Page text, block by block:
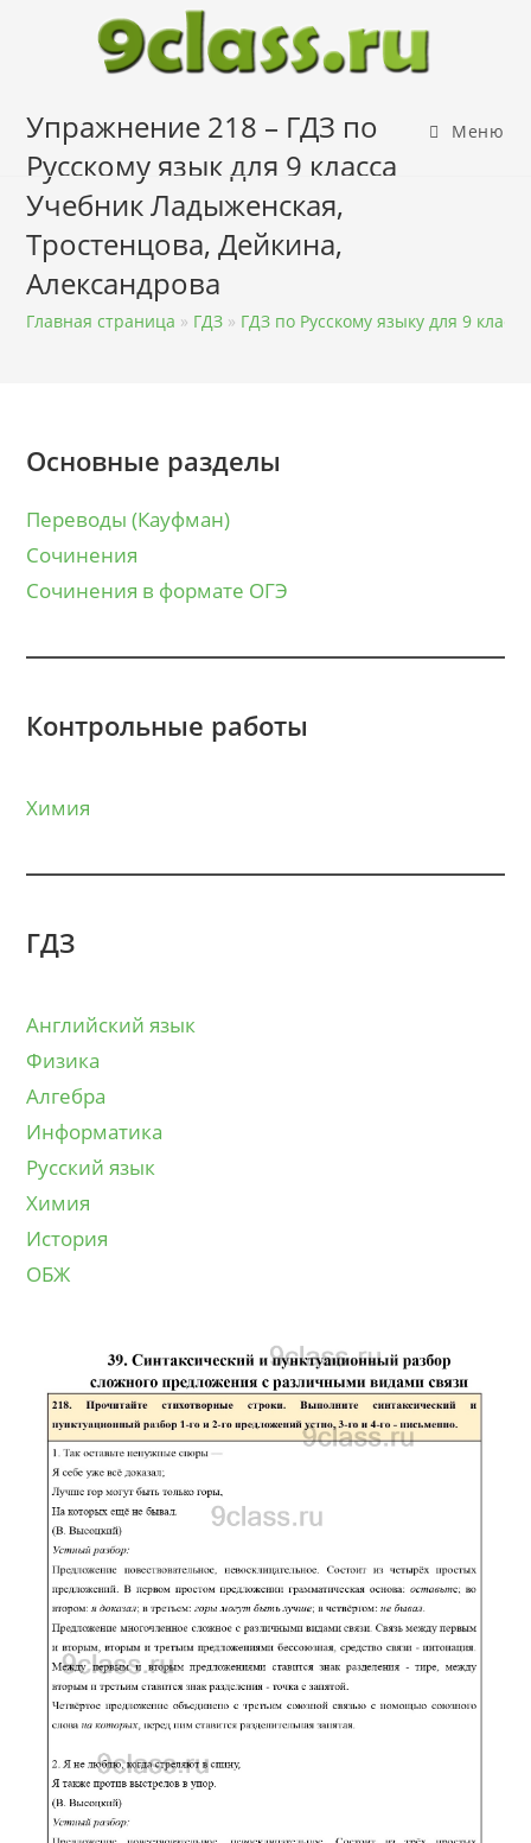
содержимому
Меню
Упражнение 218 – ГДЗ по
Русскому язык для 9 класса
Учебник Ладыженская,
Тростенцова, Дейкина,
Александрова
Главная страница » ГДЗ » ГДЗ по Русскому языку для 9 класса
Основные разделы
Переводы (Кауфман)
Сочинения
Сочинения в формате ОГЭ
Контрольные работы
Химия
ГДЗ
Английский язык
Физика
Алгебра
Информатика
Русский язык
Химия
История
ОБЖ